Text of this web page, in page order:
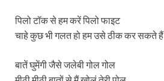
पिलो टॉक से हम करें पिलो फाइट
चाहे कुछ भी गलत हो हम उसे ठीक कर सकते हैं
बातें घुमेंगी जैसे जलेबी गोल गोल